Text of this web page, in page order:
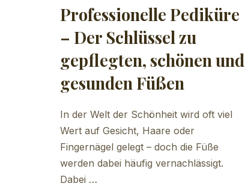
Professionelle Pediküre
– Der Schlüssel zu
gepflegten, schönen und
gesunden Füßen
In der Welt der Schönheit wird oft viel
Wert auf Gesicht, Haare oder
Fingernägel gelegt – doch die Füße
werden dabei häufig vernachlässigt.
Dabei …